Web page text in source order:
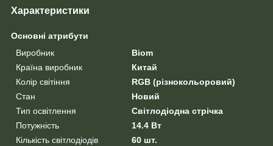
Характеристики
Основні атрибути
Виробник
Biom
Країна виробник
Китай
Колір світіння
RGB (різнокольоровий)
Стан
Новий
Тип освітлення
Світлодіодна стрічка
Потужність
14.4 Вт
Кількість світлодіодів
60 шт.